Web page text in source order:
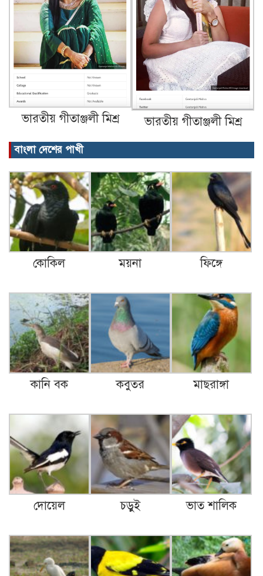
ভারতীয় গীতাঞ্জলী মিশ্র ভারতীয় গীতাঞ্জলী মিশ্র
বাংলা দেশের পাখী
কোকিল ময়না ফিঙ্গে
কানি বক কবুতর মাছরাঙ্গা
দোয়েল চড়ুই ভাত শালিক